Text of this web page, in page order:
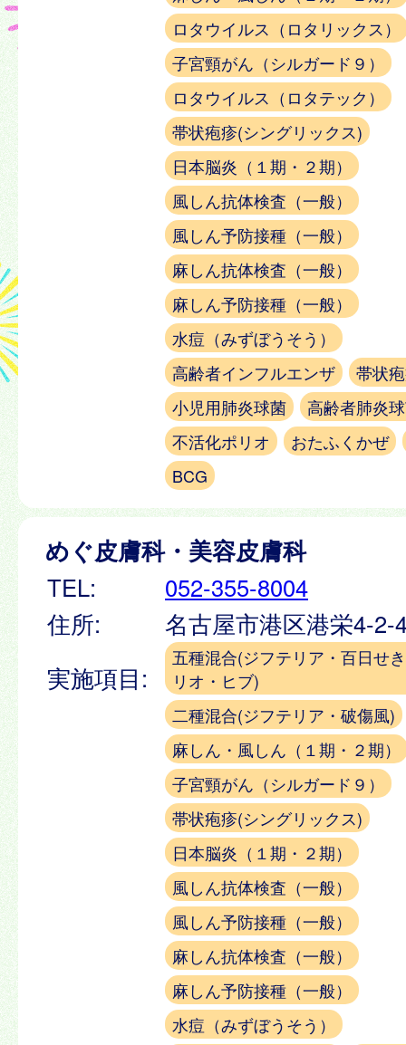
ロタウイルス（ロタリックス）
子宮頸がん（シルガード９）
ロタウイルス（ロタテック）
帯状疱疹(シングリックス)
日本脳炎（１期・２期）
風しん抗体検査（一般）
風しん予防接種（一般）
麻しん抗体検査（一般）
麻しん予防接種（一般）
水痘（みずぼうそう）
高齢者インフルエンザ
帯状
小児用肺炎球菌
高齢者肺炎
不活化ポリオ
おたふくかぜ
BCG
めぐ皮膚科・美容皮膚科
TEL:
052-355-8004
住所:
名古屋市港区港栄4-
実施項目:
五種混合(ジフテリア・百日せ
リオ・ヒブ)
二種混合(ジフテリア・破傷風)
麻しん・風しん（１期・２期）
子宮頸がん（シルガード９）
帯状疱疹(シングリックス)
日本脳炎（１期・２期）
風しん抗体検査（一般）
風しん予防接種（一般）
麻しん抗体検査（一般）
麻しん予防接種（一般）
水痘（みずぼうそう）